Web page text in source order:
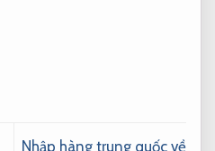
Nhập hàng trung quốc về